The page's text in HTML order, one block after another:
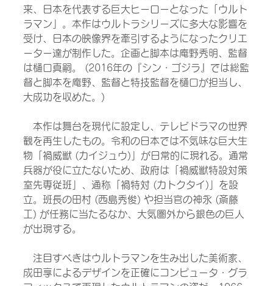
来、日本を代表する巨大ヒーローとなった「ウルト
ラマン」。本作はウルトラシリーズに多大な影響を
受け、日本の映像界を牽引するようになったクリエ
ーター達が制作した。企画と脚本は庵野秀明、監督
は樋口真嗣。 (2016年の『シン・ゴジラ』では総監
督と脚本を庵野、監督と特技監督を樋口が担当し、
大成功を収めた。)
本作は舞台を現代に設定し、テレビドラマの世界
観を再生したもの。令和の日本では不気味な巨大生
物「禍威獣 (カイジュウ)」が日常的に現れる。通常
兵器が役に立たないため、政府は「禍威獣特設対策
室先専従班」、通称「禍特対 (カトクタイ)」を設
立。班長の田村 (西島秀俊) や担当官の神永 (斎藤
工) が任務に当たるなか、大気圏外から銀色の巨人
が出現する。
注目すべきはウルトラマンを生み出した美術家、
成田享によるデザインを正確にコンピュータ・グラ